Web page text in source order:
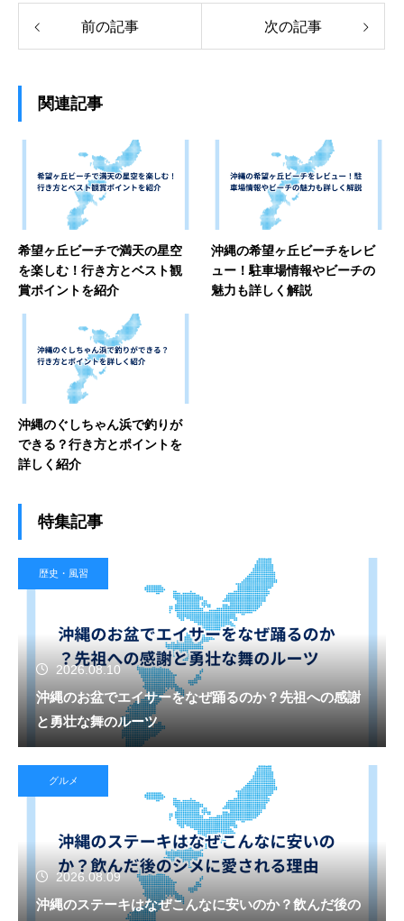
前の記事 次の記事
関連記事
希望ヶ丘ビーチで満天の星空
を楽しむ！行き方とベスト観
賞ポイントを紹介
沖縄の希望ヶ丘ビーチをレビ
ュー！駐車場情報やビーチの
魅力も詳しく解説
沖縄のぐしちゃん浜で釣りが
できる？行き方とポイントを
詳しく紹介
特集記事
歴史・風習
2026.08.10
沖縄のお盆でエイサーをなぜ踊るのか？先祖への感謝
と勇壮な舞のルーツ
グルメ
2026.08.09
沖縄のステーキはなぜこんなに安いのか？飲んだ後の